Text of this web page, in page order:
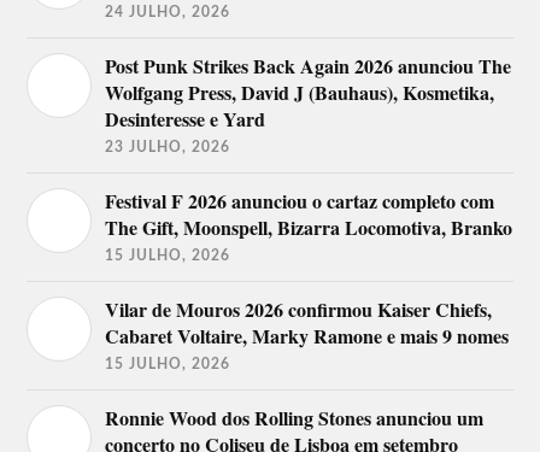
24 JULHO, 2026
Post Punk Strikes Back Again 2026 anunciou The
Wolfgang Press, David J (Bauhaus), Kosmetika,
Desinteresse e Yard
23 JULHO, 2026
Festival F 2026 anunciou o cartaz completo com
The Gift, Moonspell, Bizarra Locomotiva, Branko
15 JULHO, 2026
Vilar de Mouros 2026 confirmou Kaiser Chiefs,
Cabaret Voltaire, Marky Ramone e mais 9 nomes
15 JULHO, 2026
Ronnie Wood dos Rolling Stones anunciou um
concerto no Coliseu de Lisboa em setembro